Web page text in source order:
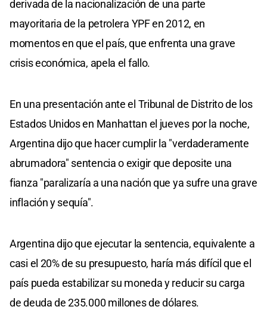
derivada de la nacionalización de una parte
mayoritaria de la petrolera YPF en 2012, en
momentos en que el país, que enfrenta una grave
crisis económica, apela el fallo.
En una presentación ante el Tribunal de Distrito de los
Estados Unidos en Manhattan el jueves por la noche,
Argentina dijo que hacer cumplir la "verdaderamente
abrumadora" sentencia o exigir que deposite una
fianza "paralizaría a una nación que ya sufre una grave
inflación y sequía".
Argentina dijo que ejecutar la sentencia, equivalente a
casi el 20% de su presupuesto, haría más difícil que el
país pueda estabilizar su moneda y reducir su carga
de deuda de 235.000 millones de dólares.